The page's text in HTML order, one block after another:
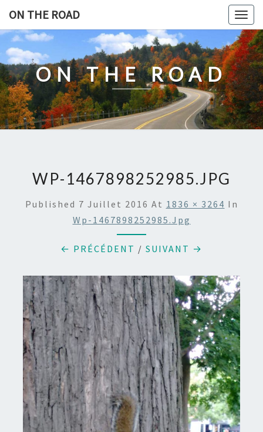
content
ON THE ROAD
ON THE ROAD
WP-1467898252985.JPG
Published 7 Juillet 2016 At 1836 × 3264 In
Wp-1467898252985.jpg
← PRÉCÉDENT / SUIVANT →